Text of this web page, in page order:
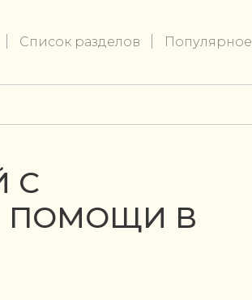
Список разделов Популярное
С
ПОМОЩИ В